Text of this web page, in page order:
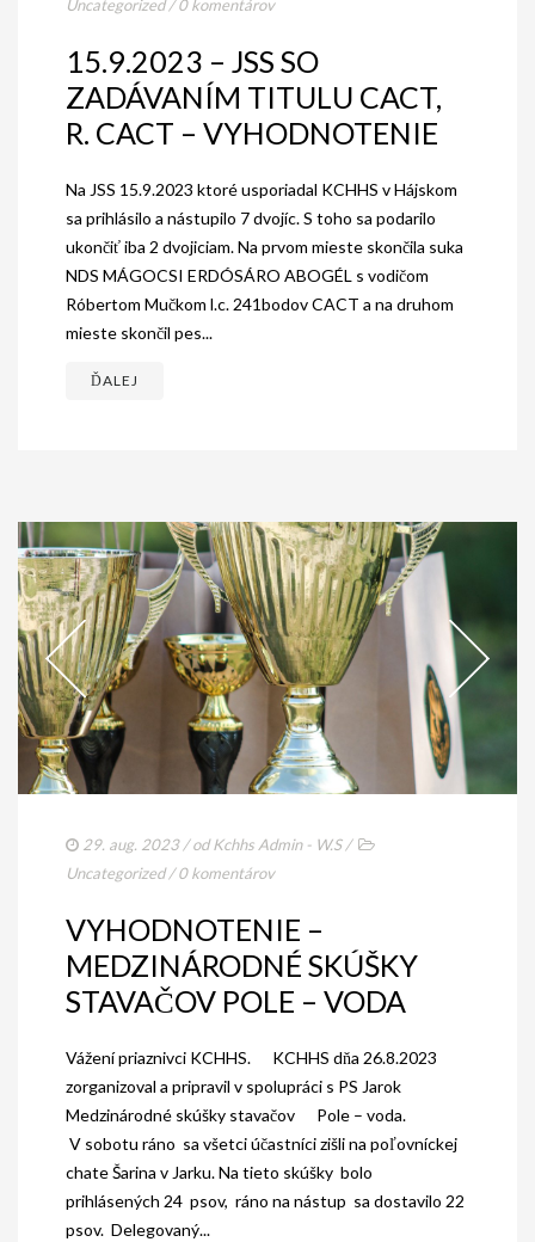
Uncategorized/0 komentárov
15.9.2023 – JSS SO
ZADÁVANÍM TITULU CACT,
R. CACT – VYHODNOTENIE
Na JSS 15.9.2023 ktoré usporiadal KCHHS v Hájskom
sa prihlásilo a nástupilo 7 dvojíc. S toho sa podarilo
ukončiť iba 2 dvojiciam. Na prvom mieste skončila suka
NDS MÁGOCSI ERDÓSÁRO ABOGÉL s vodičom
Róbertom Mučkom l.c. 241bodov CACT a na druhom
mieste skončil pes...
ĎALEJ
29. aug. 2023/ odKchhs Admin - W.S/
Uncategorized/0 komentárov
VYHODNOTENIE –
MEDZINÁRODNÉ SKÚŠKY
STAVAČOV POLE – VODA
Vážení priaznivci KCHHS. KCHHS dňa 26.8.2023
zorganizoval a pripravil v spolupráci s PS Jarok
Medzinárodné skúšky stavačov Pole – voda.
V sobotu ráno sa všetci účastníci zišli na poľovníckej
chate Šarina v Jarku. Na tieto skúšky bolo
prihlásených 24 psov, ráno na nástup sa dostavilo 22
psov. Delegovaný...